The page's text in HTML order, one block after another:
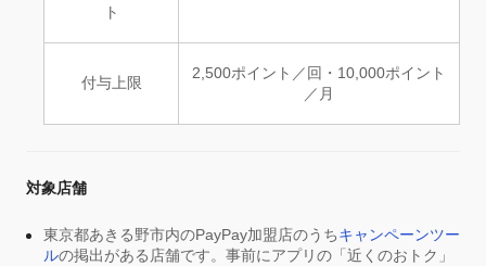
ト
付与上限
2,500ポイント／回・10,000ポイント
／月
対象店舗
東京都あきる野市内のPayPay加盟店のうちキャンペーンツー
ルの掲出がある店舗です。事前にアプリの「近くのおトク」